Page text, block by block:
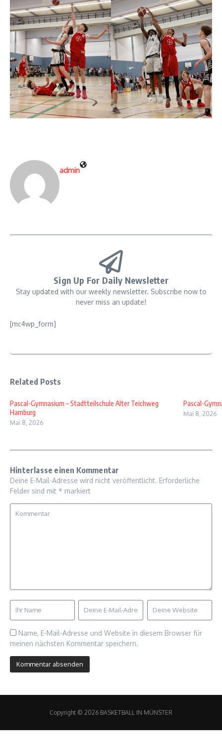
admin
Sign Up For Daily Newsletter
Stay updated with our weekly newsletter. Subscribe now to
never miss an update!
[mc4wp_form]
Related Posts
Pascal-Gymnasium – Stadtteilschule Alter Teichweg
Hamburg
Mai 8, 2026
Pascal-
Mai 8, 2026
Hinterlasse einen Kommentar
Deine E-Mail-Adresse wird nicht veröffentlicht. Erforderliche
Felder sind mit * markiert
Name, E-Mail-Adresse und Website in diesem Browser für
meinen nächsten Kommentar speichern.
Copyright © 2026 BASKETBALL IN MÜNSTER